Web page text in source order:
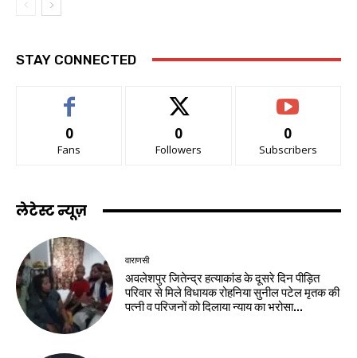
STAY CONNECTED
0
Fans
0
Followers
0
Subscribers
लेटेस्ट न्यूज़
वाराणसी
अवलेशपुर जितेन्द्र हत्याकांड के दूसरे दिन पीड़ित
परिवार से मिले विधायक रोहनिया सुनील पटेल मृतक की
पत्नी व परिजनों को दिलाया न्याय का भरोसा...